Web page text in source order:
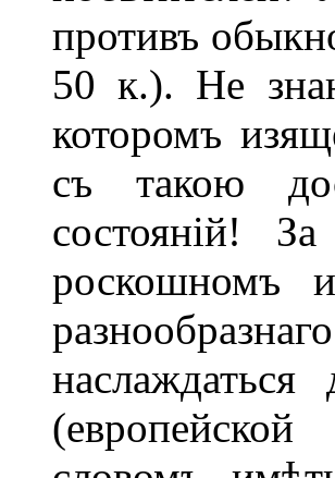
противъ
50 к.). Не
которомъ
съ такою
состояній!
роскошномъ